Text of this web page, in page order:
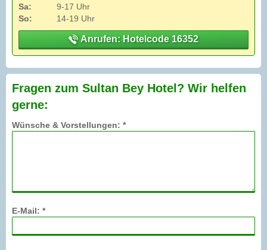
Sa:
9-17 Uhr
So:
14-19 Uhr
Anrufen: Hotelcode 16352
Fragen zum Sultan Bey Hotel? Wir helfen
gerne:
Wünsche & Vorstellungen: *
E-Mail: *